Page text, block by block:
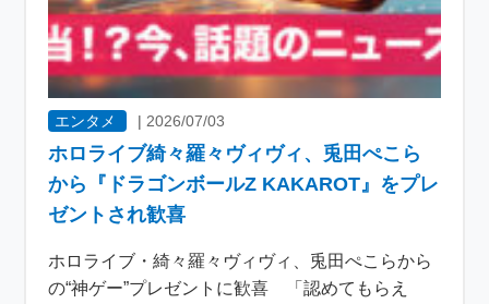
エンタメ | 2026/07/03
ホロライブ綺々羅々ヴィヴィ、兎田ぺこら
から『ドラゴンボールZ KAKAROT』をプレ
ゼントされ歓喜
ホロライブ・綺々羅々ヴィヴィ、兎田ぺこらから
の“神ゲー”プレゼントに歓喜 「認めてもらえ